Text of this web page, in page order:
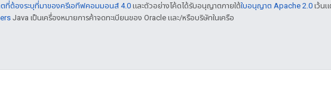
ที่ต้องระบุที่มาของครีเอทีฟคอมมอนส์ 4.0 และตัวอย่างโค้ดได้รับอนุญาตภายใต้ใบอนุญาต Apache 2.0 เว้น
Java เป็นเครื่องหมายการค้าจดทะเบียนของ Oracle และ/หรือบริษัทในเครือ